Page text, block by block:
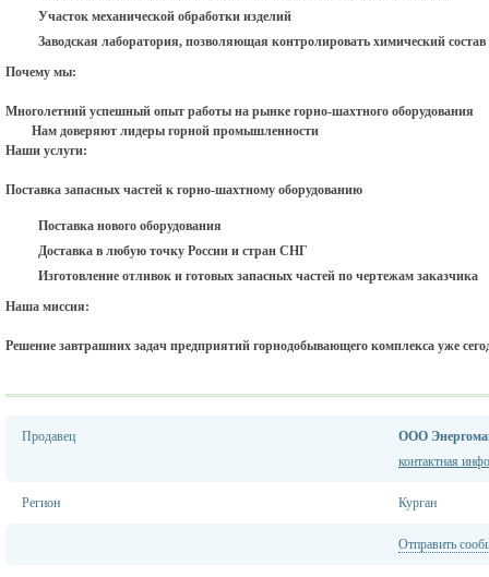
Участок механической обработки изделий
Заводская лаборатория, позволяющая контролировать химический состав
Почему мы:
Многолетний успешный опыт работы на рынке горно-шахтного оборудования
Нам доверяют лидеры горной промышленности
Наши услуги:
Поставка запасных частей к горно-шахтному оборудованию
Поставка нового оборудования
Доставка в любую точку России и стран СНГ
Изготовление отливок и готовых запасных частей по чертежам заказчика
Наша миссия:
Решение завтрашних задач предприятий горнодобывающего комплекса уже
Продавец
ООО
контактная
Регион Курган
Отправить